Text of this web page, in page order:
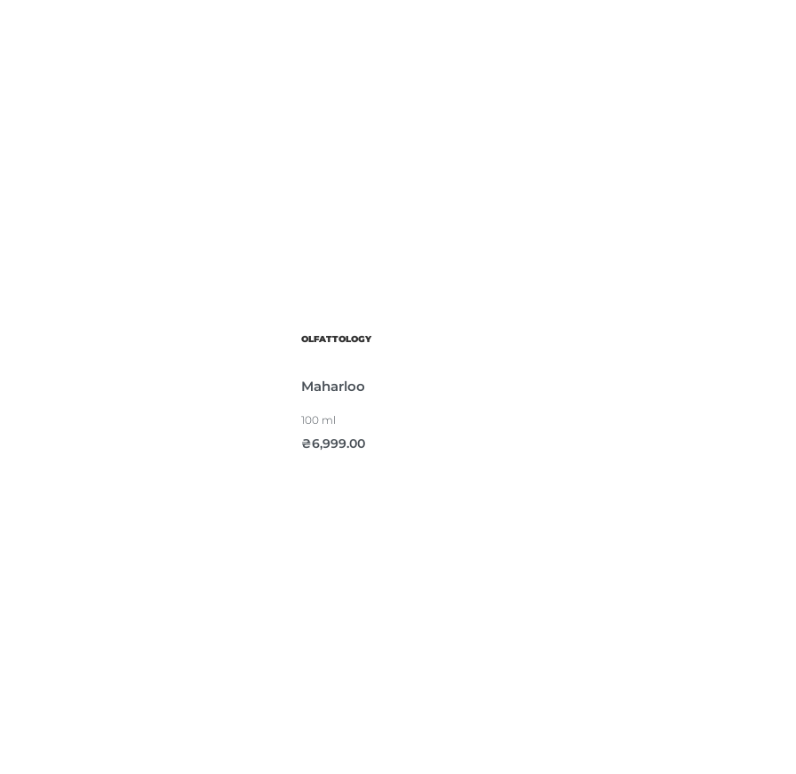
OLFATTOLOGY
Maharloo
100 ml
₴6,999.00